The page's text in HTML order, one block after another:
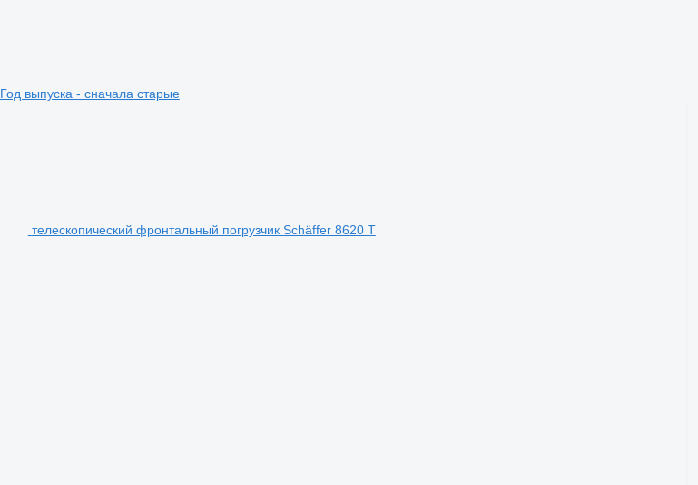
Год выпуска - сначала старые
телескопический фронтальный погрузчик Schäffer 8620 T